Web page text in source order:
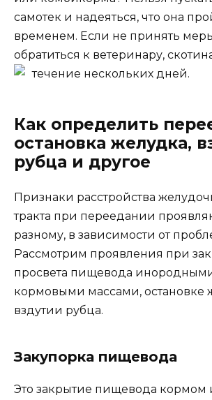
самотек и надеяться, что она
временем. Если не принять
обратиться к ветеринару,
течение нескольких дней.
Как определить
остановка желудка,
рубца и другое
Признаки расстройства
тракта при переедании
разному, в зависимости от
Рассмотрим проявления при
просвета пищевода
кормовыми массами, остановке
вздутии рубца.
Закупорка пищевода
Это закрытие пищевода